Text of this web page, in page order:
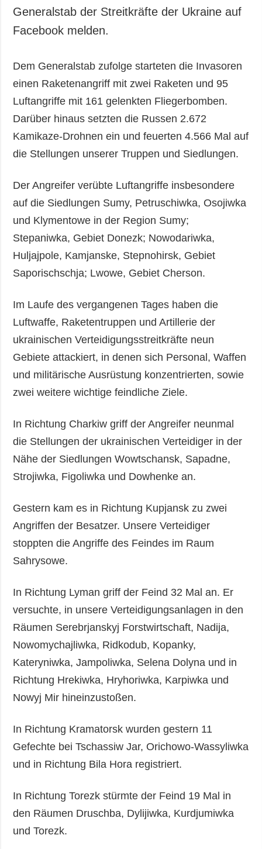
Generalstab der Streitkräfte der Ukraine auf
Facebook melden.
Dem Generalstab zufolge starteten die Invasoren
einen Raketenangriff mit zwei Raketen und 95
Luftangriffe mit 161 gelenkten Fliegerbomben.
Darüber hinaus setzten die Russen 2.672
Kamikaze-Drohnen ein und feuerten 4.566 Mal auf
die Stellungen unserer Truppen und Siedlungen.
Der Angreifer verübte Luftangriffe insbesondere
auf die Siedlungen Sumy, Petruschiwka, Osojiwka
und Klymentowe in der Region Sumy;
Stepaniwka, Gebiet Donezk; Nowodariwka,
Huljajpole, Kamjanske, Stepnohirsk, Gebiet
Saporischschja; Lwowe, Gebiet Cherson.
Im Laufe des vergangenen Tages haben die
Luftwaffe, Raketentruppen und Artillerie der
ukrainischen Verteidigungsstreitkräfte neun
Gebiete attackiert, in denen sich Personal, Waffen
und militärische Ausrüstung konzentrierten, sowie
zwei weitere wichtige feindliche Ziele.
In Richtung Charkiw griff der Angreifer neunmal
die Stellungen der ukrainischen Verteidiger in der
Nähe der Siedlungen Wowtschansk, Sapadne,
Strojiwka, Figoliwka und Dowhenke an.
Gestern kam es in Richtung Kupjansk zu zwei
Angriffen der Besatzer. Unsere Verteidiger
stoppten die Angriffe des Feindes im Raum
Sahrysowe.
In Richtung Lyman griff der Feind 32 Mal an. Er
versuchte, in unsere Verteidigungsanlagen in den
Räumen Serebrjanskyj Forstwirtschaft, Nadija,
Nowomychajliwka, Ridkodub, Kopanky,
Kateryniwka, Jampoliwka, Selena Dolyna und in
Richtung Hrekiwka, Hryhoriwka, Karpiwka und
Nowyj Mir hineinzustoßen.
In Richtung Kramatorsk wurden gestern 11
Gefechte bei Tschassiw Jar, Orichowo-Wassyliwka
und in Richtung Bila Hora registriert.
In Richtung Torezk stürmte der Feind 19 Mal in
den Räumen Druschba, Dylijiwka, Kurdjumiwka
und Torezk.